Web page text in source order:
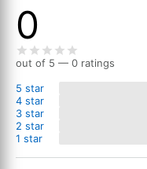
0
out of 5 — 0 ratings
5 star
4 star
3 star
2 star
1 star